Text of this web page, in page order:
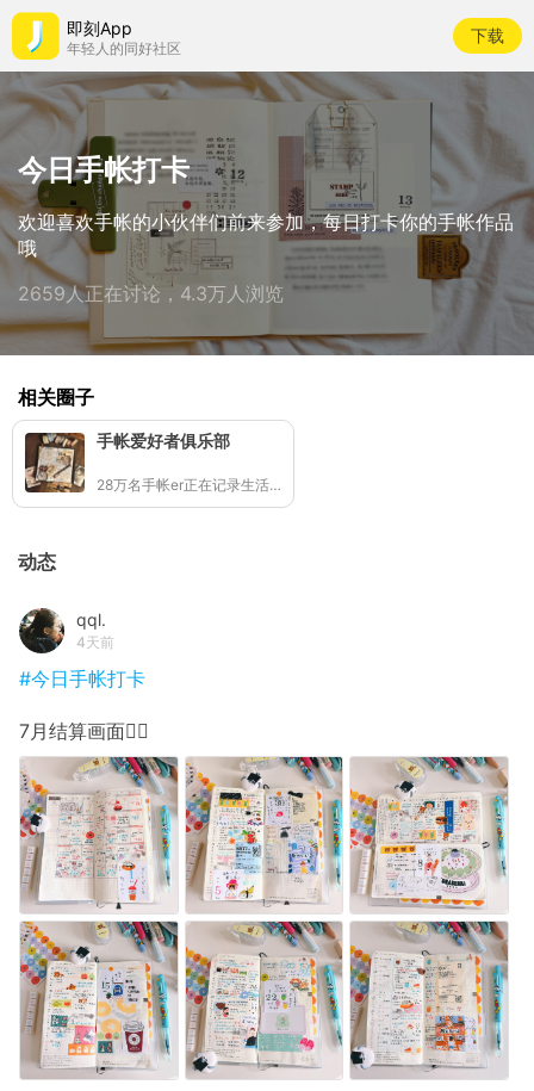
即刻App
年轻人的同好社区
下载
今日手帐打卡
欢迎喜欢手帐的小伙伴们前来参加，每日打卡你的手帐作品
哦
2659人正在讨论，4.3万人浏览
相关圈子
手帐爱好者俱乐部
28万名手帐er正在记录生活灵感📖✨
动态
qql.
4天前
#今日手帐打卡
7月结算画面✍🏻